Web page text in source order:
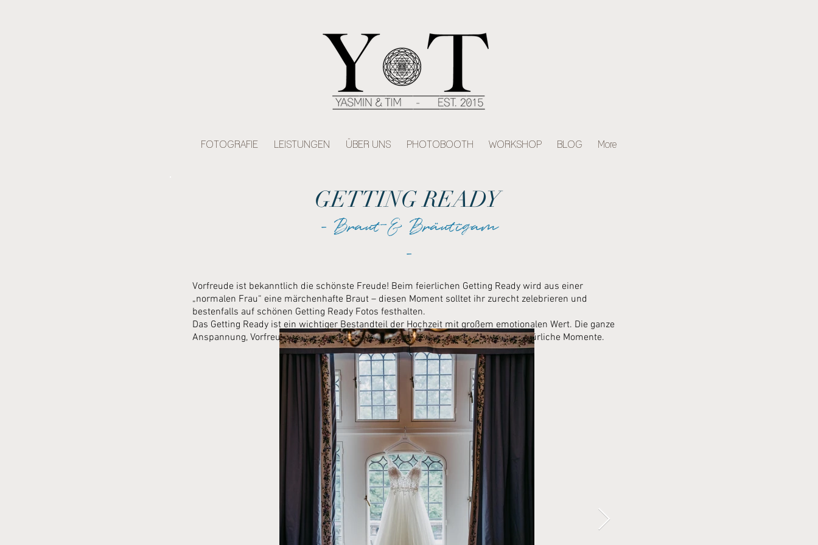
FOTOGRAFIE LEISTUNGEN ÜBER UNS PHOTOBOOTH WORKSHOP BLOG More
- Braut & Bräutigam
-
Vorfreude ist bekanntlich die schönste Freude! Beim feierlichen Getting Ready wird aus einer
„normalen Frau“ eine märchenhafte Braut – diesen Moment solltet ihr zurecht zelebrieren und
bestenfalls auf schönen Getting Ready Fotos festhalten.
Das Getting Ready ist ein wichtiger Bestandteil der Hochzeit mit großem emotionalen Wert. Die ganze
Anspannung, Vorfreude und die Verwandlung zur Braut sind zauberhafte und natürliche Momente.
GETTING READY